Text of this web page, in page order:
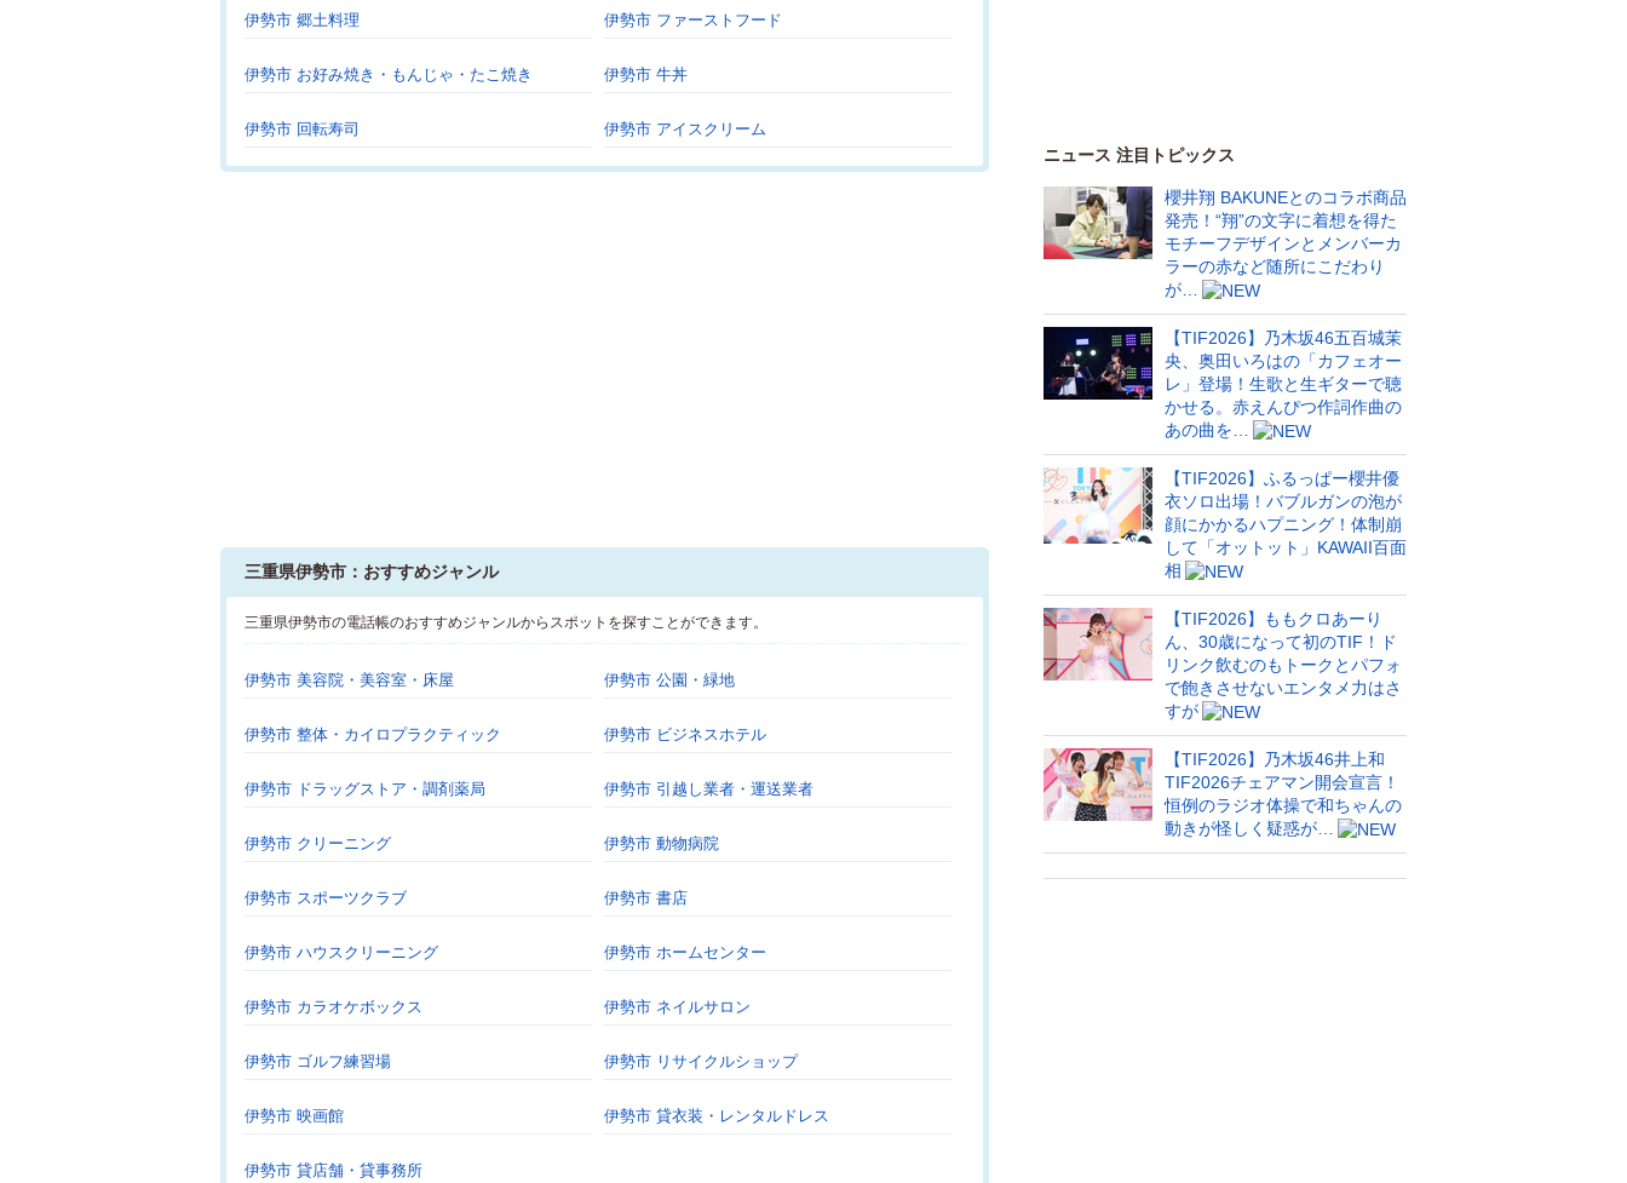
伊勢市 郷土料理 伊勢市 ファーストフード
伊勢市 お好み焼き・もんじゃ・たこ焼き 伊勢市 牛丼
伊勢市 回転寿司 伊勢市 アイスクリーム
三重県伊勢市：おすすめジャンル
三重県伊勢市の電話帳のおすすめジャンルからスポットを探すことができます。
伊勢市 美容院・美容室・床屋 伊勢市 公園・緑地
伊勢市 整体・カイロプラクティック 伊勢市 ビジネスホテル
伊勢市 ドラッグストア・調剤薬局 伊勢市 引越し業者・運送業者
伊勢市 クリーニング 伊勢市 動物病院
伊勢市 スポーツクラブ 伊勢市 書店
伊勢市 ハウスクリーニング 伊勢市 ホームセンター
伊勢市 カラオケボックス 伊勢市 ネイルサロン
伊勢市 ゴルフ練習場 伊勢市 リサイクルショップ
伊勢市 映画館 伊勢市 貸衣装・レンタルドレス
伊勢市 貸店舗・貸事務所
ニュース 注目トピックス
櫻井翔 BAKUNEとのコラボ商品
発売！“翔”の文字に着想を得た
モチーフデザインとメンバーカ
ラーの赤など随所にこだわり
が…
【TIF2026】乃木坂46五百城茉
央、奥田いろはの「カフェオー
レ」登場！生歌と生ギターで聴
かせる。赤えんぴつ作詞作曲の
あの曲を…
【TIF2026】ふるっぱー櫻井優
衣ソロ出場！バブルガンの泡が
顔にかかるハプニング！体制崩
して「オットット」KAWAII百面
相
【TIF2026】ももクロあーり
ん、30歳になって初のTIF！ド
リンク飲むのもトークとパフォ
で飽きさせないエンタメ力はさ
すが
【TIF2026】乃木坂46井上和
TIF2026チェアマン開会宣言！
恒例のラジオ体操で和ちゃんの
動きが怪しく疑惑が…